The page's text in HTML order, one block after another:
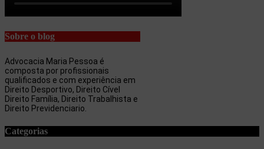
Sobre o blog
Advocacia Maria Pessoa é
composta por profissionais
qualificados e com experiência em
Direito Desportivo, Direito Cível
Direito Família, Direito Trabalhista e
Direito Previdenciario.
Categorias